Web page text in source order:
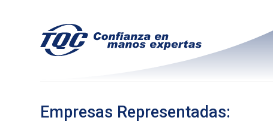
Amambay
Empresas Representadas: